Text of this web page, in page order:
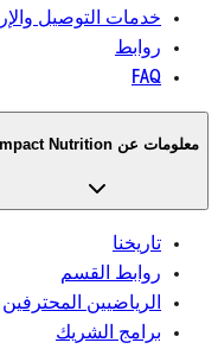
خدمات التوصيل
روابط
FAQ
معلومات عن Impact Nutrition
تاريخنا
روابط القسم
الرياضيين المحترفين
برامج الشريك